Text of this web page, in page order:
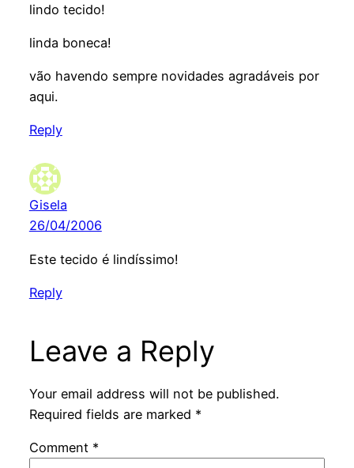
lindo tecido!
linda boneca!
vão havendo sempre novidades agradáveis por
aqui.
Reply
Gisela
26/04/2006
Este tecido é lindíssimo!
Reply
Leave a Reply
Your email address will not be published.
Required fields are marked *
Comment *